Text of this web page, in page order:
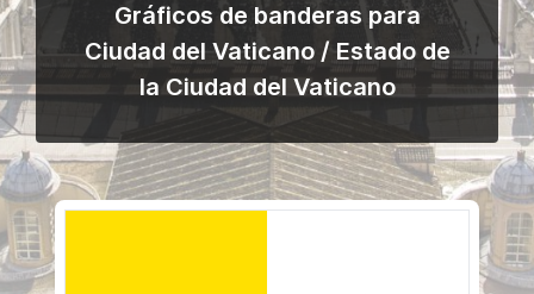
Gráficos de banderas para
Ciudad del Vaticano / Estado de
la Ciudad del Vaticano